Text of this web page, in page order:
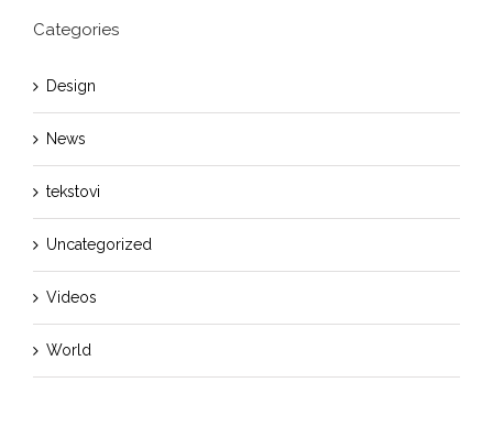
Categories
Design
News
tekstovi
Uncategorized
Videos
World